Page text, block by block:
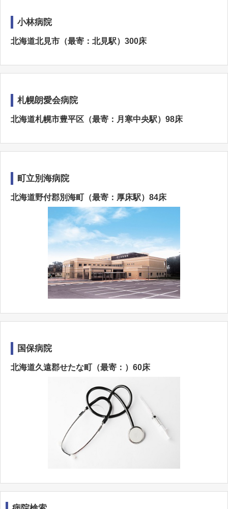
小林病院
北海道北見市（最寄：北見駅）300床
札幌朗愛会病院
北海道札幌市豊平区（最寄：月寒中央駅）98床
町立別海病院
北海道野付郡別海町（最寄：厚床駅）84床
国保病院
北海道久遠郡せたな町（最寄：）60床